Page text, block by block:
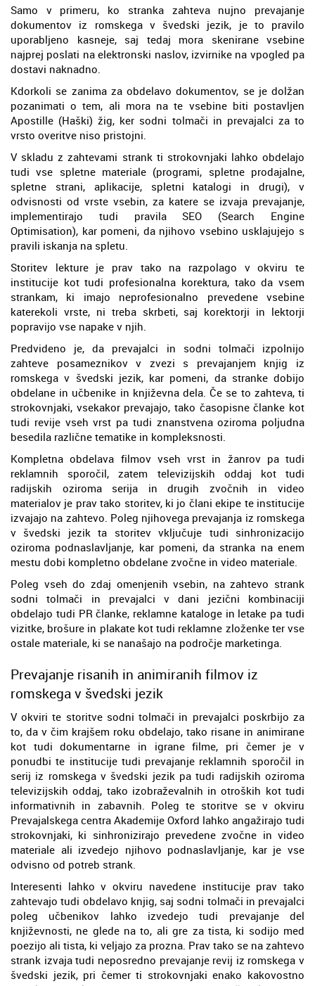
Samo v primeru, ko stranka zahteva nujno prevajanje
dokumentov iz romskega v švedski jezik, je to pravilo
uporabljeno kasneje, saj tedaj mora skenirane vsebine
najprej poslati na elektronski naslov, izvirnike na vpogled pa
dostavi naknadno.
Kdorkoli se zanima za obdelavo dokumentov, se je dolžan
pozanimati o tem, ali mora na te vsebine biti postavljen
Apostille (Haški) žig, ker sodni tolmači in prevajalci za to
vrsto overitve niso pristojni.
V skladu z zahtevami strank ti strokovnjaki lahko obdelajo
tudi vse spletne materiale (programi, spletne prodajalne,
spletne strani, aplikacije, spletni katalogi in drugi), v
odvisnosti od vrste vsebin, za katere se izvaja prevajanje,
implementirajo tudi pravila SEO (Search Engine
Optimisation), kar pomeni, da njihovo vsebino usklajujejo s
pravili iskanja na spletu.
Storitev lekture je prav tako na razpolago v okviru te
institucije kot tudi profesionalna korektura, tako da vsem
strankam, ki imajo neprofesionalno prevedene vsebine
katerekoli vrste, ni treba skrbeti, saj korektorji in lektorji
popravijo vse napake v njih.
Predvideno je, da prevajalci in sodni tolmači izpolnijo
zahteve posameznikov v zvezi s prevajanjem knjig iz
romskega v švedski jezik, kar pomeni, da stranke dobijo
obdelane in učbenike in književna dela. Če se to zahteva, ti
strokovnjaki, vsekakor prevajajo, tako časopisne članke kot
tudi revije vseh vrst pa tudi znanstvena oziroma poljudna
besedila različne tematike in kompleksnosti.
Kompletna obdelava filmov vseh vrst in žanrov pa tudi
reklamnih sporočil, zatem televizijskih oddaj kot tudi
radijskih oziroma serija in drugih zvočnih in video
materialov je prav tako storitev, ki jo člani ekipe te institucije
izvajajo na zahtevo. Poleg njihovega prevajanja iz romskega
v švedski jezik ta storitev vključuje tudi sinhronizacijo
oziroma podnaslavljanje, kar pomeni, da stranka na enem
mestu dobi kompletno obdelane zvočne in video materiale.
Poleg vseh do zdaj omenjenih vsebin, na zahtevo strank
sodni tolmači in prevajalci v dani jezični kombinaciji
obdelajo tudi PR članke, reklamne kataloge in letake pa tudi
vizitke, brošure in plakate kot tudi reklamne zloženke ter vse
ostale materiale, ki se nanašajo na področje marketinga.
Prevajanje risanih in animiranih filmov iz
romskega v švedski jezik
V okviri te storitve sodni tolmači in prevajalci poskrbijo za
to, da v čim krajšem roku obdelajo, tako risane in animirane
kot tudi dokumentarne in igrane filme, pri čemer je v
ponudbi te institucije tudi prevajanje reklamnih sporočil in
serij iz romskega v švedski jezik pa tudi radijskih oziroma
televizijskih oddaj, tako izobraževalnih in otroških kot tudi
informativnih in zabavnih. Poleg te storitve se v okviru
Prevajalskega centra Akademije Oxford lahko angažirajo tudi
strokovnjaki, ki sinhronizirajo prevedene zvočne in video
materiale ali izvedejo njihovo podnaslavljanje, kar je vse
odvisno od potreb strank.
Interesenti lahko v okviru navedene institucije prav tako
zahtevajo tudi obdelavo knjig, saj sodni tolmači in prevajalci
poleg učbenikov lahko izvedejo tudi prevajanje del
književnosti, ne glede na to, ali gre za tista, ki sodijo med
poezijo ali tista, ki veljajo za prozna. Prav tako se na zahtevo
strank izvaja tudi neposredno prevajanje revij iz romskega v
švedski jezik, pri čemer ti strokovnjaki enako kakovostno